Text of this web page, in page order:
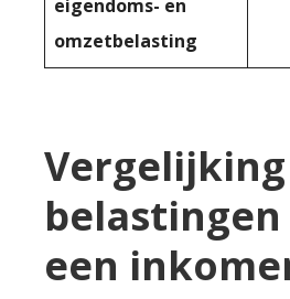
eigendoms- en
omzetbelasting
een